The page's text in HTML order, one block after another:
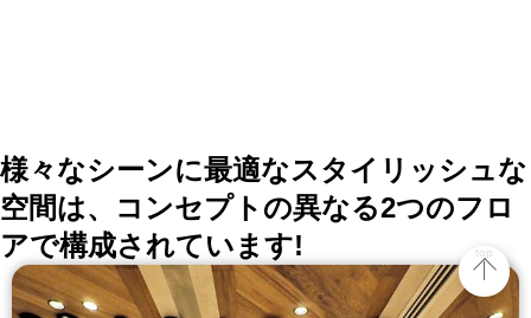
様々なシーンに最適なスタイリッシュな
空間は、コンセプトの異なる2つのフロ
アで構成されています!
top